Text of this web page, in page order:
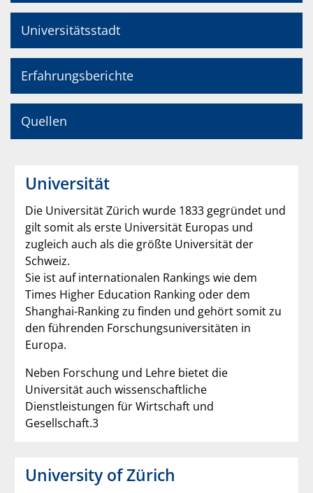
Universitätsstadt
Erfahrungsberichte
Quellen
Universität
Die Universität Zürich wurde 1833 gegründet und
gilt somit als erste Universität Europas und
zugleich auch als die größte Universität der
Schweiz.
Sie ist auf internationalen Rankings wie dem
Times Higher Education Ranking oder dem
Shanghai-Ranking zu finden und gehört somit zu
den führenden Forschungsuniversitäten in
Europa.
Neben Forschung und Lehre bietet die
Universität auch wissenschaftliche
Dienstleistungen für Wirtschaft und
Gesellschaft.3
University of Zürich